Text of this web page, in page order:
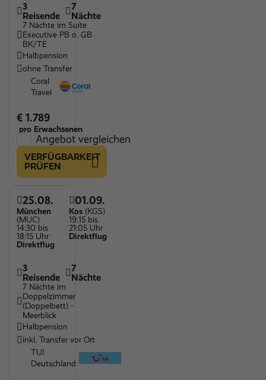
3
Reisende
7
Nächte
7 Nächte im Suite
Executive PB o. GB
BK/TE
Halbpension
ohne Transfer
Coral
Travel
€ 1.789
pro Erwachsenen
Angebot vergleichen
VERFÜGBARKEIT
PRÜFEN
25.08.
München
(MUC)
14:30 bis
18:15 Uhr
Direktflug
01.09.
Kos (KGS)
19:15 bis
21:05 Uhr
Direktflug
3
Reisende
7
Nächte
7 Nächte im
Doppelzimmer
(Doppelbett) -
Meerblick
Halbpension
inkl. Transfer vor Ort
TUI
Deutschland